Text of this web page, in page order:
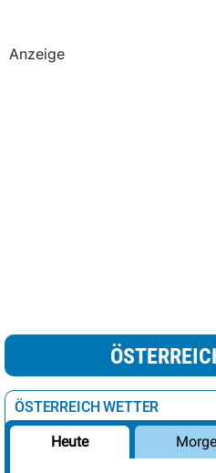
Anzeige
ÖSTERREICH WETTER
Heute